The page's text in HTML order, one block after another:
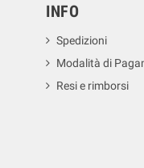
INFO
Spedizioni
Modalità di
Resi e rimborsi